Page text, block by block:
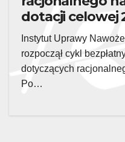
dotacji celowej
Instytut Uprawy
rozpoczął cykl
dotyczących
Po…